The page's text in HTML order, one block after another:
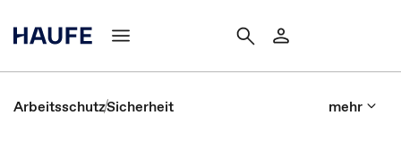
ArbeitsschutzSicherheit mehr